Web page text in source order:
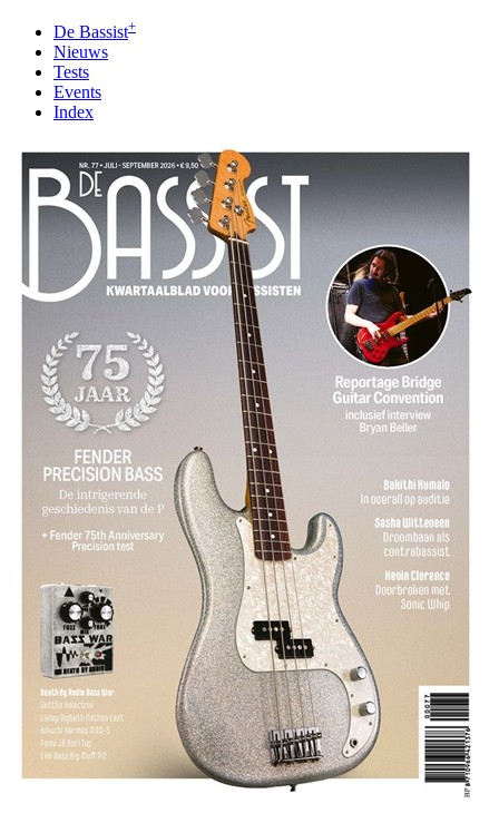
De Bassist+
Nieuws
Tests
Events
Index